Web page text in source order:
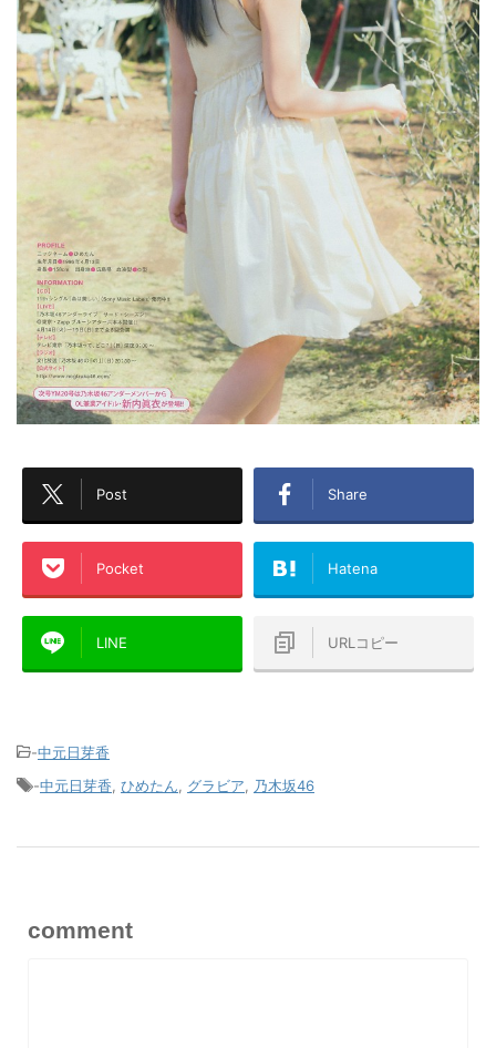
Post Share
Pocket Hatena
LINE URLコピー
-中元日芽香
-中元日芽香 ひめたん グラビア 乃木坂46
comment